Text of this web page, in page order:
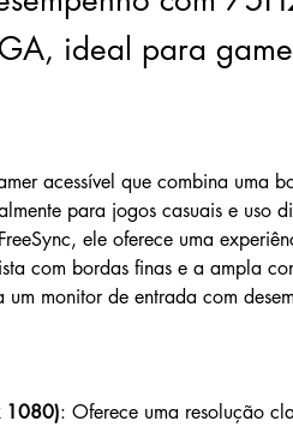
ideal para
acessível que combina uma
para jogos casuais e uso
ele oferece uma
com bordas finas e a ampla
monitor de entrada com
1080): Oferece uma resolução